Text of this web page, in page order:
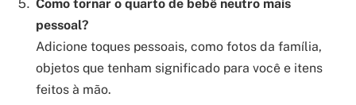
Como tornar o quarto de bebê neutro mais
pessoal?
Adicione toques pessoais, como fotos da família,
objetos que tenham significado para você e itens
feitos à mão.